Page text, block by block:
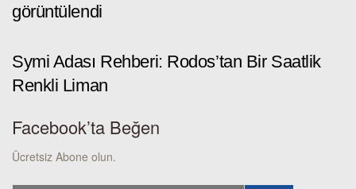
görüntülendi
Symi Adası Rehberi: Rodos’tan Bir Saatlik
Renkli Liman
Facebook’ta Beğen
Ücretsiz Abone olun.